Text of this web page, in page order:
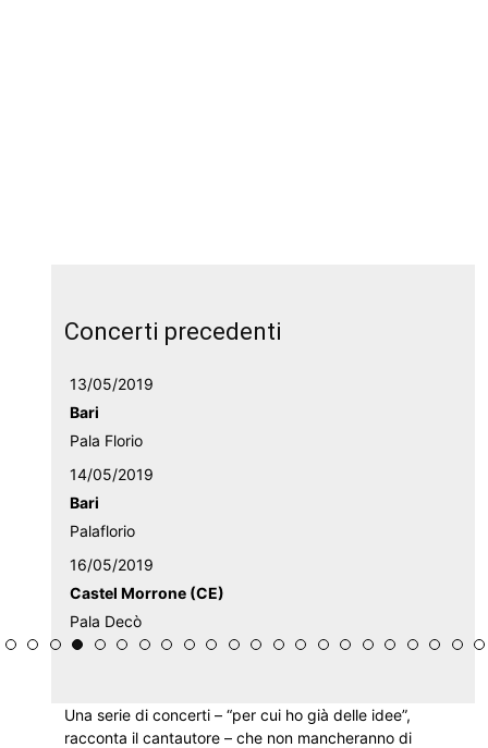
Concerti precedenti
13/05/2019
Bari
Pala Florio
14/05/2019
Bari
Palaflorio
16/05/2019
Castel Morrone (CE)
Pala Decò
Una serie di concerti – “per cui ho già delle idee”,
racconta il cantautore – che non mancheranno di